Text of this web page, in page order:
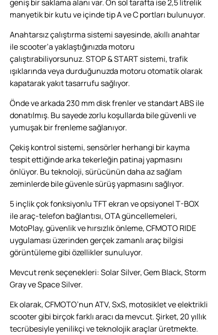
geniş bir saklama alanı var. Ön sol tarafta ise 2,5 litrelik
manyetik bir kutu ve içinde tip A ve C portları bulunuyor.
Anahtarsız çalıştırma sistemi sayesinde, akıllı anahtar
ile scooter’a yaklaştığınızda motoru
çalıştırabiliyorsunuz. STOP & START sistemi, trafik
ışıklarında veya durduğunuzda motoru otomatik olarak
kapatarak yakıt tasarrufu sağlıyor.
Önde ve arkada 230 mm disk frenler ve standart ABS ile
donatılmış. Bu sayede zorlu koşullarda bile güvenli ve
yumuşak bir frenleme sağlanıyor.
Çekiş kontrol sistemi, sensörler herhangi bir kayma
tespit ettiğinde arka tekerleğin patinaj yapmasını
önlüyor. Bu teknoloji, sürücünün daha az sağlam
zeminlerde bile güvenle sürüş yapmasını sağlıyor.
5 inçlik çok fonksiyonlu TFT ekran ve opsiyonel T-BOX
ile araç-telefon bağlantısı, OTA güncellemeleri,
MotoPlay, güvenlik ve hırsızlık önleme, CFMOTO RIDE
uygulaması üzerinden gerçek zamanlı araç bilgisi
görüntüleme gibi özellikler sunuluyor.
Mevcut renk seçenekleri: Solar Silver, Gem Black, Storm
Gray ve Space Silver.
Ek olarak, CFMOTO’nun ATV, SxS, motosiklet ve elektrikli
scooter gibi birçok farklı aracı da mevcut. Şirket, 20 yıllık
tecrübesiyle yenilikçi ve teknolojik araçlar üretmekte.